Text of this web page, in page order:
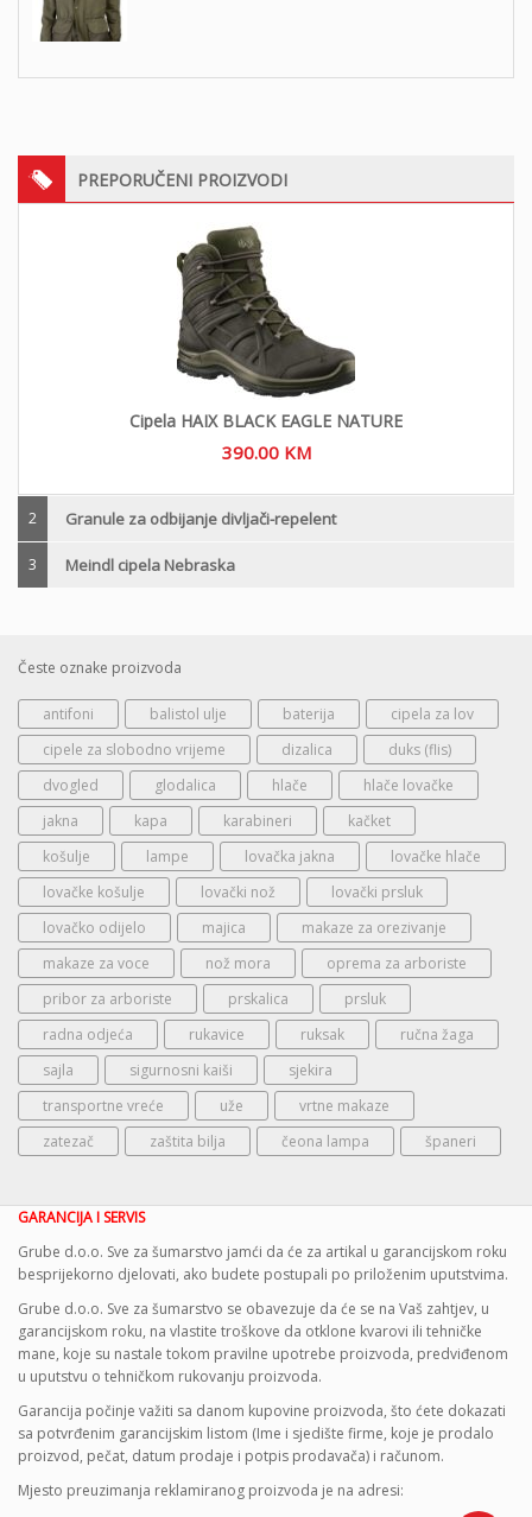
PREPORUČENI PROIZVODI
Cipela HAIX BLACK EAGLE NATURE
390.00 KM
2 Granule za odbijanje divljači-repelent
3 Meindl cipela Nebraska
Česte oznake proizvoda
antifoni balistol ulje baterija
cipela za lov
cipele za slobodno vrijeme
dizalica
duks (flis)
dvogled
glodalica hlače
hlače lovačke
jakna
kapa karabineri
kačket
košulje
lampe lovačka jakna
lovačke hlače
lovačke košulje
lovački nož
lovački prsluk
lovačko odijelo
majica
makaze za orezivanje
makaze za voce
nož mora
oprema za arboriste
pribor za arboriste
prskalica
prsluk
radna odjeća
rukavice ruksak
ručna žaga
sajla
sigurnosni kaiši
sjekira
transportne vreće
uže
vrtne makaze
zatezač
zaštita bilja čeona lampa španeri
GARANCIJA I SERVIS
Grube d.o.o. Sve za šumarstvo jamći da će za artikal u garancijskom roku
besprijekorno djelovati, ako budete postupali po priloženim uputstvima.
Grube d.o.o. Sve za šumarstvo se obavezuje da će se na Vaš zahtjev, u
garancijskom roku, na vlastite troškove da otklone kvarovi ili tehničke
mane, koje su nastale tokom pravilne upotrebe proizvoda, predviđenom
u uputstvu o tehničkom rukovanju proizvoda.
Garancija počinje važiti sa danom kupovine proizvoda, što ćete dokazati
sa potvrđenim garancijskim listom (Ime i sjedište firme, koje je prodalo
proizvod, pečat, datum prodaje i potpis prodavača) i računom.
Mjesto preuzimanja reklamiranog proizvoda je na adresi: